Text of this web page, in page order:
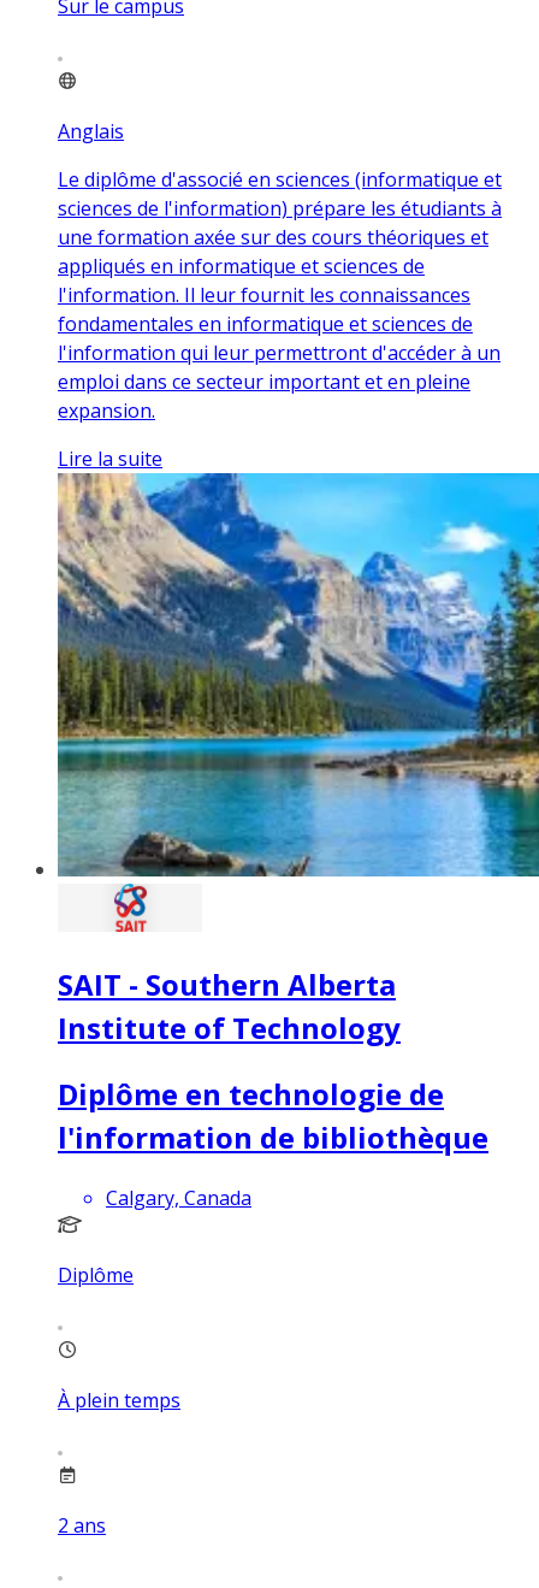
Sur le campus
Anglais
Le diplôme d'associé en sciences (informatique et
sciences de l'information) prépare les étudiants à
une formation axée sur des cours théoriques et
appliqués en informatique et sciences de
l'information. Il leur fournit les connaissances
fondamentales en informatique et sciences de
l'information qui leur permettront d'accéder à un
emploi dans ce secteur important et en pleine
expansion.
Lire la suite
SAIT - Southern Alberta
Institute of Technology
Diplôme en technologie de
l'information de bibliothèque
Calgary, Canada
Diplôme
À plein temps
2 ans